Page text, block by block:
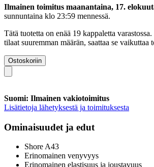
Ilmainen toimitus maanantaina, 17.
sunnuntaina klo 23:59 mennessä.
Tätä tuotetta on enää 19 kappaletta
tilaat suuremman määrän, saattaa se vaikuttaa
Ostoskoriin
Suomi: Ilmainen vakiotoimitus
Lisätietoja lähetyksestä ja toimituksesta
Ominaisuudet ja edut
Shore A43
Erinomainen venyvyys
Erinomainen elastisuus ja joustavuus